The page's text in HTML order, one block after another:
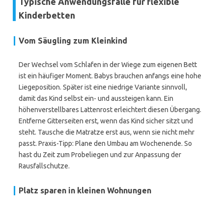
Kinderbetten
Vom Säugling zum Kleinkind
Der Wechsel vom Schlafen in der Wiege zum eigenen Bett
ist ein häufiger Moment. Babys brauchen anfangs eine hohe
Liegeposition. Später ist eine niedrige Variante sinnvoll,
damit das Kind selbst ein- und aussteigen kann. Ein
höhenverstellbares Lattenrost erleichtert diesen Übergang.
Entferne Gitterseiten erst, wenn das Kind sicher sitzt und
steht. Tausche die Matratze erst aus, wenn sie nicht mehr
passt. Praxis-Tipp: Plane den Umbau am Wochenende. So
hast du Zeit zum Probeliegen und zur Anpassung der
Rausfallschutze.
Platz sparen in kleinen Wohnungen